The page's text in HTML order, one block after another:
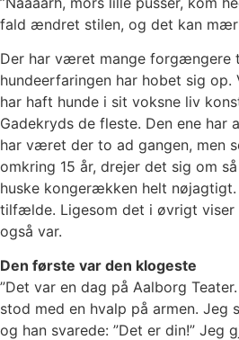
fald ændret stilen, og det kan
Der har været mange forgængere
hundeerfaringen har hobet sig op.
har haft hunde i sit voksne liv
Gadekryds de fleste. Den ene har
har været der to ad gangen, men
omkring 15 år, drejer det sig om
huske kongerækken helt
tilfælde. Ligesom det i øvrigt viser
også var.
Den første var den klogeste
”Det var en dag på Aalborg
stod med en hvalp på armen. Jeg
og han svarede: ”Det er din!” Jeg